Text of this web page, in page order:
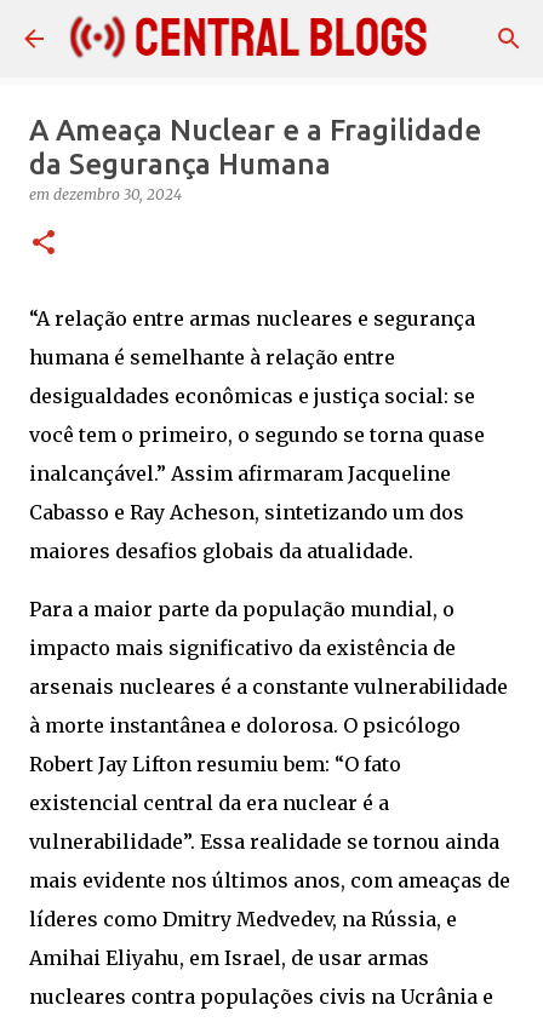
Pular para o conteúdo principal
A Ameaça Nuclear e a Fragilidade
da Segurança Humana
em dezembro 30, 2024
“A relação entre armas nucleares e segurança
humana é semelhante à relação entre
desigualdades econômicas e justiça social: se
você tem o primeiro, o segundo se torna quase
inalcançável.” Assim afirmaram Jacqueline
Cabasso e Ray Acheson, sintetizando um dos
maiores desafios globais da atualidade.
Para a maior parte da população mundial, o
impacto mais significativo da existência de
arsenais nucleares é a constante vulnerabilidade
à morte instantânea e dolorosa. O psicólogo
Robert Jay Lifton resumiu bem: “O fato
existencial central da era nuclear é a
vulnerabilidade”. Essa realidade se tornou ainda
mais evidente nos últimos anos, com ameaças de
líderes como Dmitry Medvedev, na Rússia, e
Amihai Eliyahu, em Israel, de usar armas
nucleares contra populações civis na Ucrânia e